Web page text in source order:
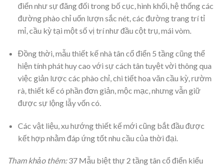
điển như sự đăng đối trong bố cục, hình khối, hệ thống các
đường phào chỉ uốn lượn sắc nét, các đường trang trí tỉ
mỉ, cầu kỳ tại một số vị trí như đầu cột trụ, mái vòm.
Đồng thời, mẫu thiết kế nhà tân cổ điển 5 tầng cũng thể
hiện tính phát huy cao với sự cách tân tuyệt vời thông qua
việc giản lược các phào chỉ, chi tiết hoa văn cầu kỳ, rườm
rà, thiết kế có phần đơn giản, mộc mạc, nhưng vẫn giữ
được sự lộng lẫy vốn có.
Các vật liệu, xu hướng thiết kế mới cũng bắt đầu được
kết hợp nhằm đáp ứng tốt nhu cầu của thời đại.
Tham khảo thêm:37 Mẫu biệt thự 2 tầng tân cổ điển kiểu